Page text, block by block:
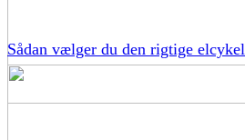
Sådan vælger du den rigtige elcykel